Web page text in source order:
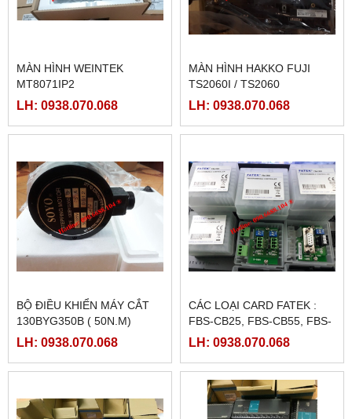
MÀN HÌNH WEINTEK
MT8071IP2
LH: 0938.070.068
MÀN HÌNH HAKKO FUJI
TS2060I / TS2060
LH: 0938.070.068
BỘ ĐIỀU KHIỂN MÁY CẮT
130BYG350B ( 50N.M)
LH: 0938.070.068
CÁC LOẠI CARD FATEK :
FBS-CB25, FBS-CB55, FBS-
CB2, FBS-CB5
LH: 0938.070.068